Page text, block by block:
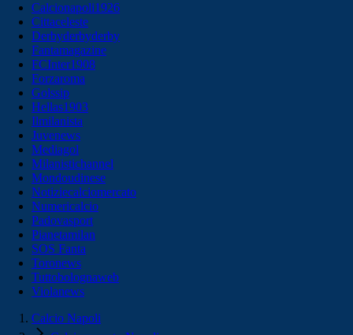
Calcionapoli1926
Cittaceleste
Derbyderbyderby
Fantamagazine
FCInter1908
Forzaroma
Golssip
Hellas1903
Ilmilanista
Juvenews
Mediagol
Milanistichannel
Mondoudinese
Notiziecalciomercato
Numericalcio
Padovasport
Pianetamilan
SOS Fanta
Toronews
Tuttobolognaweb
Violanews
Calcio Napoli